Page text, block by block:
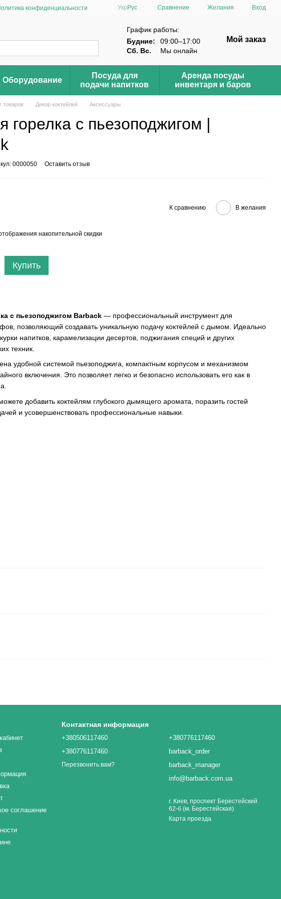
конфиденциальности
Укр Рус Сравнение Желания Вход
График работы:
Будние:
09:00–17:00
Сб. Вс.
Мы онлайн
Мой заказ
Оборудование
Посуда для
подачи напитков
Аренда посуды
инвентаря и баров
товаров Декор коктейлей Аксессуары
горелка с пьезоподжигом |
0000050 Оставить отзыв
К сравнению В желания
накопительной скидки
Купить
с пьезоподжигом Barback — профессиональный инструмент для
позволяющий создавать уникальную подачу коктейлей с дымом. Идеально
напитков, карамелизации десертов, поджигания специй и других
техник.
удобной системой пьезоподжига, компактным корпусом и механизмом
включения. Это позволяет легко и безопасно использовать его как в
добавить коктейлям глубокого дымящего аромата, поразить гостей
и усовершенствовать профессиональные навыки.
соглашение
Контактная информация
+380506117460
+380776117460
Перезвонить вам?
+380776117460
barback_order
barback_manager
info@barback.com.ua
г. Киев, проспект Берестейский
62-б (м. Берестейская)
Карта проезда